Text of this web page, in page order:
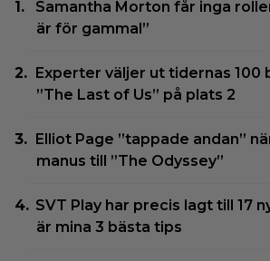
Samantha Morton får inga
är för gammal”
Experter väljer ut tidernas 100
”The Last of Us” på plats 2
Elliot Page ”tappade andan”
manus till ”The Odyssey”
SVT Play har precis lagt till 17
är mina 3 bästa tips